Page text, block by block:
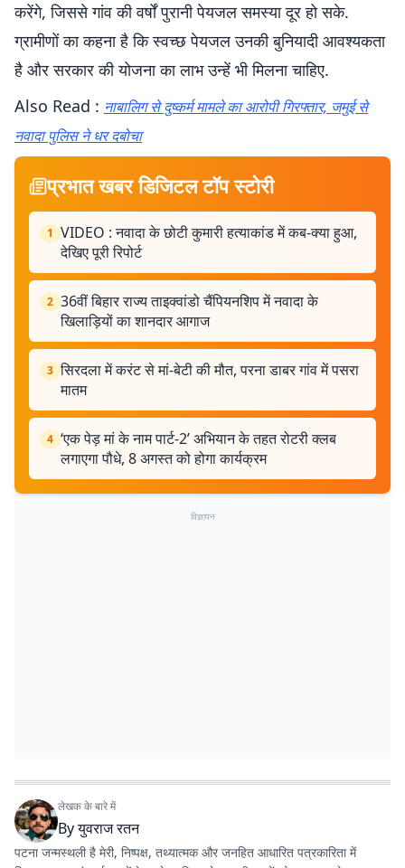
करेंगे, जिससे गांव की वर्षों पुरानी पेयजल समस्या दूर हो सके.
ग्रामीणों का कहना है कि स्वच्छ पेयजल उनकी बुनियादी आवश्यकता
है और सरकार की योजना का लाभ उन्हें भी मिलना चाहिए.
Also Read : नाबालिग से दुष्कर्म मामले का आरोपी गिरफ्तार, जमुई से
नवादा पुलिस ने धर दबोचा
प्रभात खबर डिजिटल टॉप स्टोरी
1 VIDEO : नवादा के छोटी कुमारी हत्याकांड में कब-क्या हुआ,
देखिए पूरी रिपोर्ट
2 36वीं बिहार राज्य ताइक्वांडो चैंपियनशिप में नवादा के
खिलाड़ियों का शानदार आगाज
3 सिरदला में करंट से मां-बेटी की मौत, परना डाबर गांव में पसरा
मातम
4 ‘एक पेड़ मां के नाम पार्ट-2’ अभियान के तहत रोटरी क्लब
लगाएगा पौधे, 8 अगस्त को होगा कार्यक्रम
विज्ञापन
लेखक के बारे में
Byयुवराज रतन
पटना जन्मस्थली है मेरी, निष्पक्ष, तथ्यात्मक और जनहित आधारित पत्रकारिता में